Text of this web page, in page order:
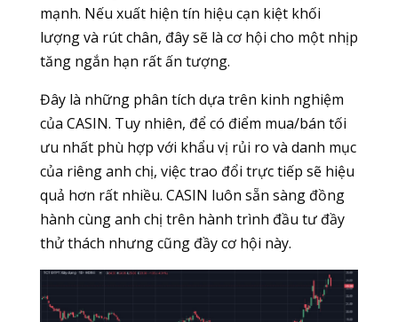
mạnh. Nếu xuất hiện tín hiệu cạn kiệt khối
lượng và rút chân, đây sẽ là cơ hội cho một nhịp
tăng ngắn hạn rất ấn tượng.
Đây là những phân tích dựa trên kinh nghiệm
của CASIN. Tuy nhiên, để có điểm mua/bán tối
ưu nhất phù hợp với khẩu vị rủi ro và danh mục
của riêng anh chị, việc trao đổi trực tiếp sẽ hiệu
quả hơn rất nhiều. CASIN luôn sẵn sàng đồng
hành cùng anh chị trên hành trình đầu tư đầy
thử thách nhưng cũng đầy cơ hội này.